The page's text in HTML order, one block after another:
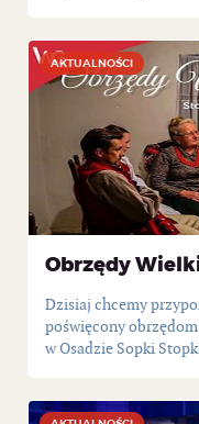
Obrzędy
AKTUALNOŚCI
Dzisiaj chcemy
poświęcony
w Osadzie Sopki
AKTUALNOŚCI